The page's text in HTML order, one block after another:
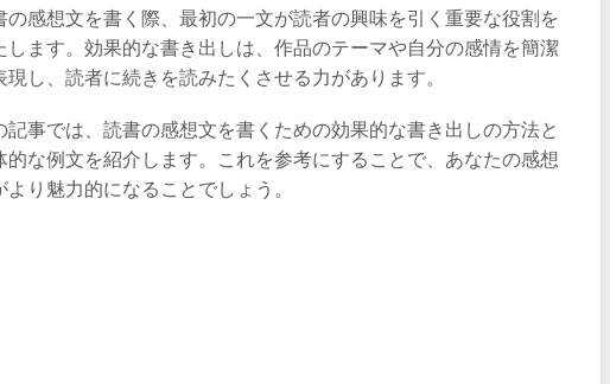
の感想文を書く際、最初の一文が読者の興味を引く重要な役割を
します。効果的な書き出しは、作品のテーマや自分の感情を簡潔
現し、読者に続きを読みたくさせる力があります。
記事では、読書の感想文を書くための効果的な書き出しの方法と
的な例文を紹介します。これを参考にすることで、あなたの感想
より魅力的になることでしょう。